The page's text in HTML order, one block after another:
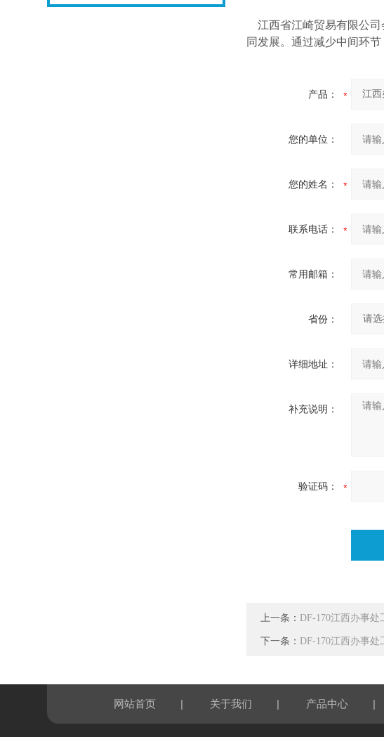
江西省江崎贸易有限公
同发展。通过减少中间环
产品：
您的单位：
您的姓名：
联系电话：
常用邮箱：
省份：
详细地址：
补充说明：
验证码：
上一条： DF-170江西办事
下一条： DF-170江西办事
网站首页 | 关于我们 | 产品中心 |